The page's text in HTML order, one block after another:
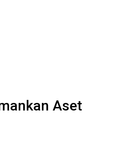
Aset